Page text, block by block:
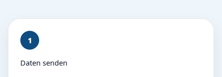
1
Daten senden